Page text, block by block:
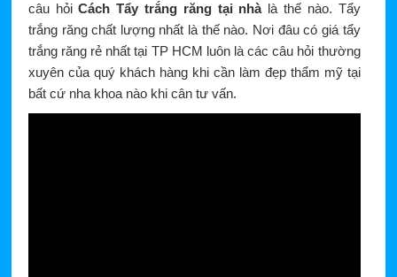
câu hỏiCách Tẩy trắng răng tại nhàlà thế nào. Tẩy
trắng răng chất lượng nhất là thế nào. Nơi đâu có giá tẩy
trắng răng rẻ nhất tại TP HCM luôn là các câu hỏi thường
xuyên của quý khách hàng khi cần làm đẹp thẩm mỹ tại
bất cứ nha khoa nào khi cân tư vấn.